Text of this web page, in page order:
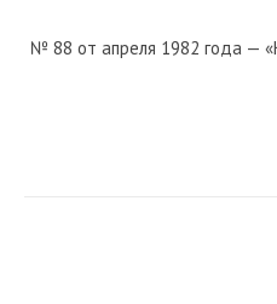
№ 88 от апреля 1982 года —